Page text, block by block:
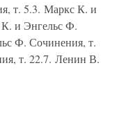
т. 5.3. Маркс К. и
и Энгельс Ф.
Ф. Сочинения, т.
т. 22.7. Ленин В.